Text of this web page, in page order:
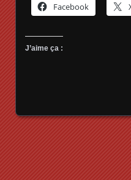
Facebook
J’aime ça :